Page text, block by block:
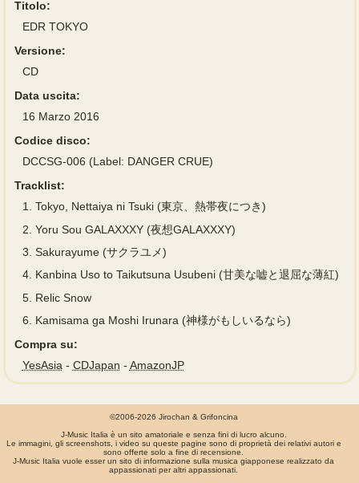
Titolo:
EDR TOKYO
Versione:
CD
Data uscita:
16 Marzo 2016
Codice disco:
DCCSG-006 (Label: DANGER CRUE)
Tracklist:
1.
Tokyo, Nettaiya ni Tsuki (東京、熱帯夜につき)
2. Yoru Sou GALAXXXY (夜想GALAXXXY)
3. Sakurayume (サクラユメ)
4. Kanbina Uso to Taikutsuna Usubeni (甘美な嘘と退屈な薄紅)
5. Relic Snow
6.
Kamisama ga Moshi Irunara (神様がもしいるなら)
Compra su:
YesAsia - CDJapan - AmazonJP
©2006-2026 Jirochan & Grifoncina
J-Music Italia è un sito amatoriale e senza fini di lucro alcuno.
Le immagini, gli screenshots, i video su queste pagine sono di proprietà dei relativi autori e
sono offerte solo a fine di recensione.
J-Music Italia vuole esser un sito di informazione sulla musica giapponese realizzato da
appassionati per altri appassionati.